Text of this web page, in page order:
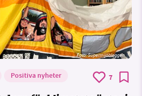
Foto: Supermijöbloggen
Positiva nyheter 7